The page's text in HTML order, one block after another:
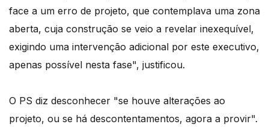
face a um erro de projeto, que contemplava uma zona
aberta, cuja construção se veio a revelar inexequível,
exigindo uma intervenção adicional por este executivo,
apenas possível nesta fase", justificou.
O PS diz desconhecer "se houve alterações ao
projeto, ou se há descontentamentos, agora a provir".